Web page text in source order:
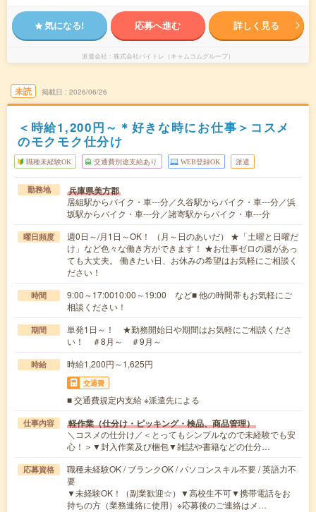
気になる! 応募へ進む 詳しく見る
派遣会社 株式会社バイトレ（キャムコムグループ）
未読 掲載日 2026/06/26
＜時給1,200円～＊好きな時にお仕事＞コスメ
のモクモク仕分け
職種未経験OK 交通費別途支給あり WEB登録OK 派遣
勤務地 兵庫県美方郡
居組駅からバイク・車---分／久谷駅からバイク・車---分／浜
坂駅からバイク・車---分／諸寄駅からバイク・車---分
曜日頻度
週0日～/月1日～OK！ （月～日のあいだ） ★「土曜と日曜だ
け」など色々な働き方ができます！ ★お仕事ゼロの週があっ
ても大丈夫。 働きたい日、お休みの希望はお気軽にご相談く
ださい！
時間
9:00～17:0010:00～19:00 など■ 他の時間帯もお気軽にご
相談ください！
期間
単発1日～！ ★勤務開始日や期間はお気軽にご相談くださ
い！ ＃8月～ ＃9月～
時給 時給1,200円～1,625円
交通費
■ 交通費規定内支給 ※派遣先による
仕事内容 軽作業（仕分け・ピッキング・検品、商品管理）
＼コスメの仕分け／＜とってもシンプルなので未経験でも安
心！＞▼封入作業及び梱包▼雑誌や書籍などの仕分…
応募資格
職種未経験OK / ブランクOK / パソコンスキル不要 / 英語力不
要
▼未経験OK！（副業歓迎☆）▼高校生不可▼携帯電話をお
持ちの方（業務連絡に使用）※応募後のご連絡はメ…